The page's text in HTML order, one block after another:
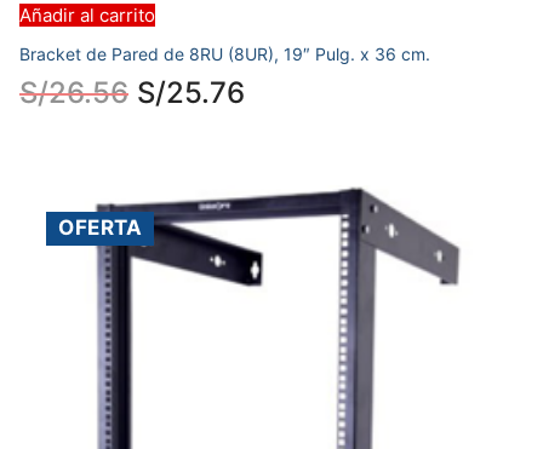
Añadir al carrito
Bracket de Pared de 8RU (8UR), 19″ Pulg. x 36 cm.
S/26.56 S/25.76
OFERTA